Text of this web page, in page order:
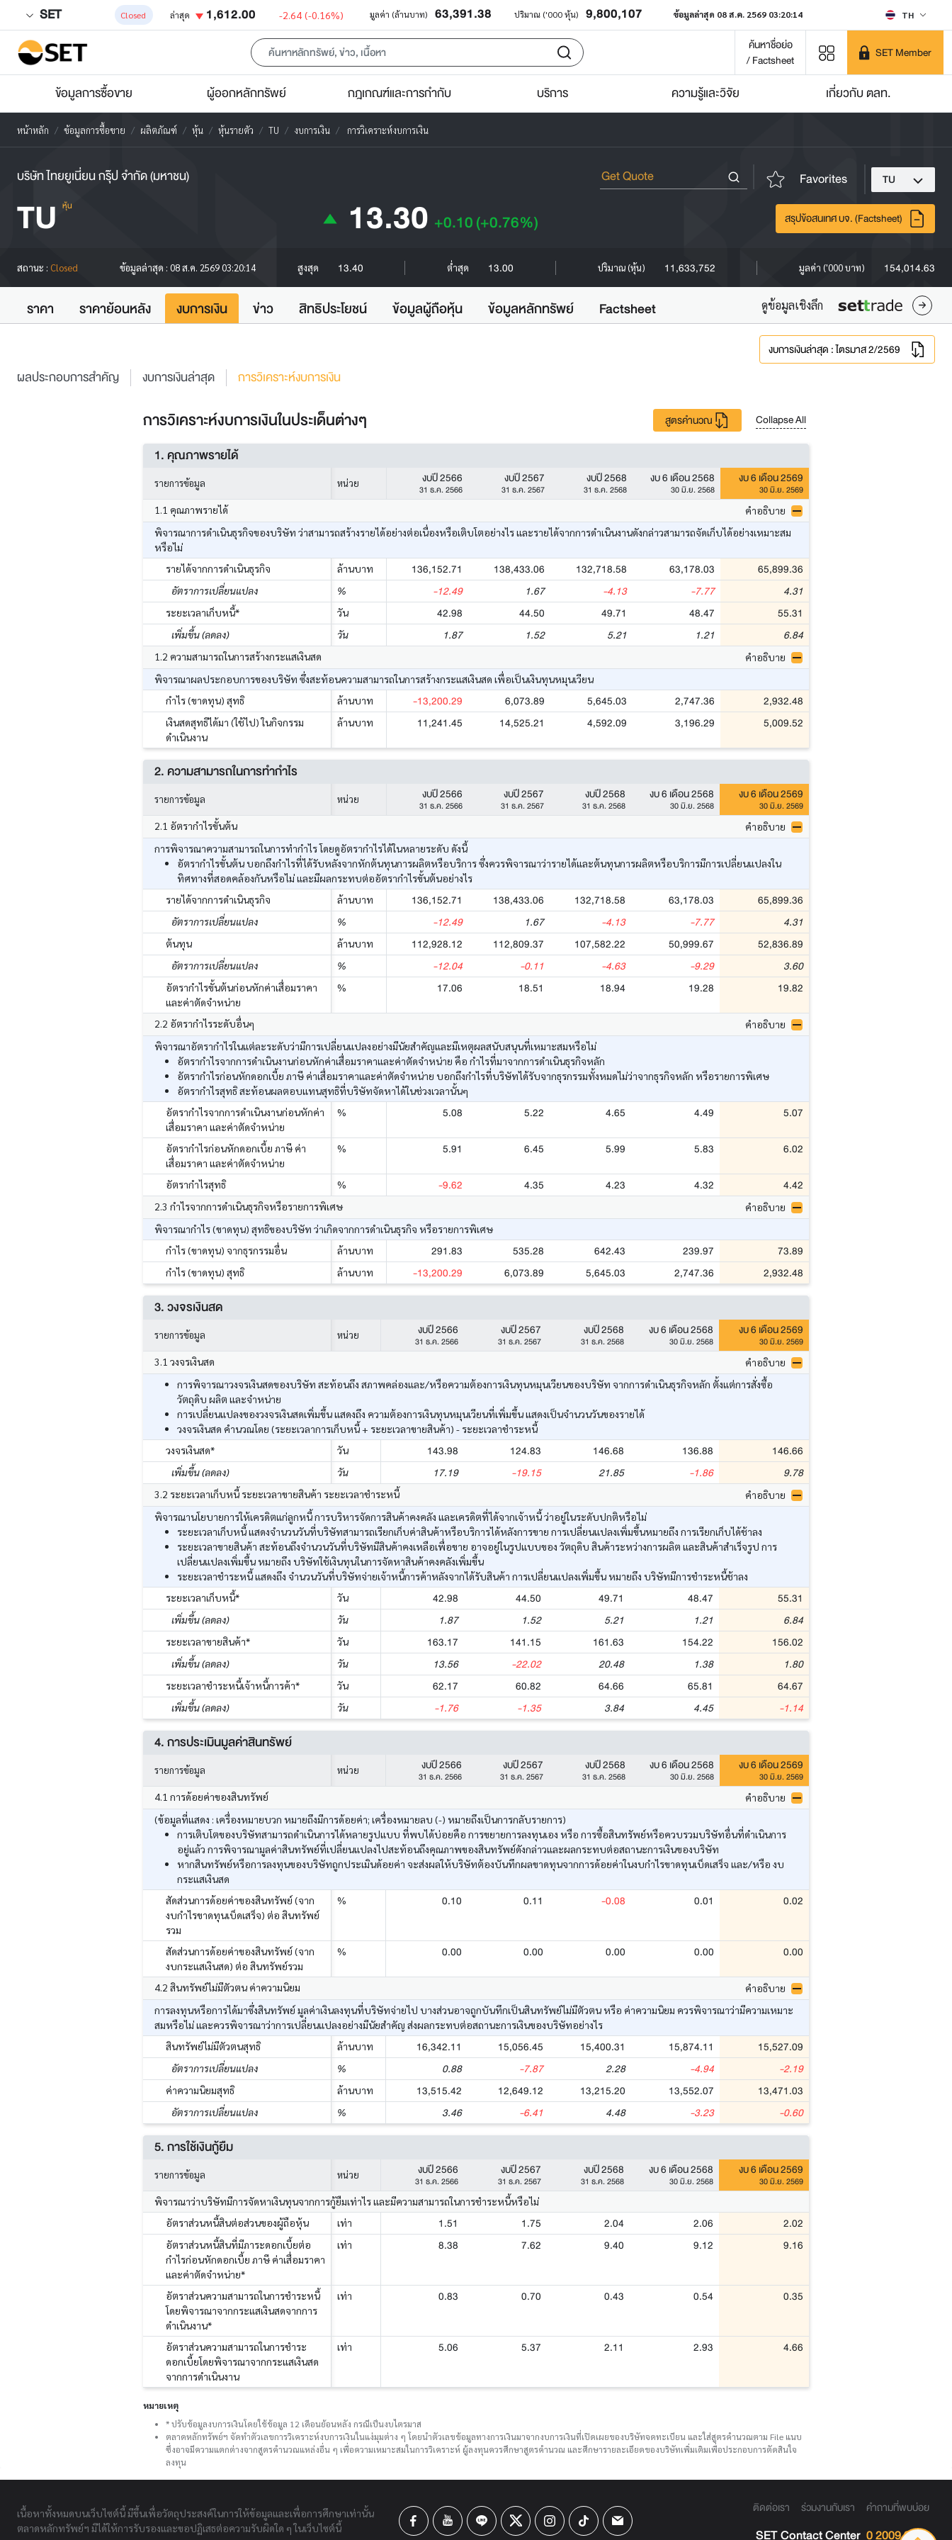
SET Closed ล่าสุด 1,612.00 -2.64 (-0.16%) มูลค่า (ล้านบาท) 63,391.38 ปริมาณ ('000 หุ้น) 9,800,107 ข้อมูลล่าสุด 08 ส.ค. 2569 03:20:14 TH
ค้นหาชื่อย่อ
/ Factsheet
SET Member
ข้อมูลการซื้อขาย ผู้ออกหลักทรัพย์ กฎเกณฑ์และการกำกับ บริการ ความรู้และวิจัย เกี่ยวกับ ตลท.
หน้าหลัก ข้อมูลการซื้อขาย ผลิตภัณฑ์ หุ้น หุ้นรายตัว TU งบการเงิน การวิเคราะห์งบการเงิน
บริษัท ไทยยูเนี่ยน กรุ๊ป จำกัด (มหาชน) Favorites TU
TU หุ้น 13.30 +0.10(+0.76%) สรุปข้อสนเทศ บจ. (Factsheet)
สถานะ : Closed ข้อมูลล่าสุด : 08 ส.ค. 2569 03:20:14 สูงสุด 13.40 ต่ำสุด 13.00 ปริมาณ (หุ้น) 11,633,752 มูลค่า ('000 บาท) 154,014.63
ราคา ราคาย้อนหลัง งบการเงิน ข่าว สิทธิประโยชน์ ข้อมูลผู้ถือหุ้น ข้อมูลหลักทรัพย์ Factsheet ดูข้อมูลเชิงลึก
งบการเงินล่าสุด : ไตรมาส 2/2569
ผลประกอบการสำคัญ งบการเงินล่าสุด การวิเคราะห์งบการเงิน
การวิเคราะห์งบการเงินในประเด็นต่างๆ สูตรคำนวณ Collapse All
1. คุณภาพรายได้
รายการข้อมูล หน่วย งบปี 2566
31 ธ.ค. 2566
งบปี 2567
31 ธ.ค. 2567
งบปี 2568
31 ธ.ค. 2568
งบ 6 เดือน 2568
30 มิ.ย. 2568
งบ 6 เดือน 2569
30 มิ.ย. 2569
1.1 คุณภาพรายได้
คำอธิบาย
พิจารณาการดำเนินธุรกิจของบริษัท ว่าสามารถสร้างรายได้อย่างต่อเนื่องหรือเติบโตอย่างไร และรายได้จากการดำเนินงานดังกล่าวสามารถจัดเก็บได้อย่างเหมาะสม
หรือไม่
รายได้จากการดำเนินธุรกิจ
ล้านบาท 136,152.71 138,433.06 132,718.58 63,178.03 65,899.36
อัตราการเปลี่ยนแปลง % -12.49 1.67 -4.13 -7.77 4.31
ระยะเวลาเก็บหนี้* วัน 42.98 44.50 49.71 48.47 55.31
เพิ่มขึ้น (ลดลง) วัน 1.87 1.52 5.21 1.21 6.84
1.2 ความสามารถในการสร้างกระแสเงินสด
คำอธิบาย
พิจารณาผลประกอบการของบริษัท ซึ่งสะท้อนความสามารถในการสร้างกระแสเงินสด เพื่อเป็นเงินทุนหมุนเวียน
กำไร (ขาดทุน) สุทธิ
ล้านบาท -13,200.29 6,073.89 5,645.03 2,747.36 2,932.48
เงินสดสุทธิได้มา (ใช้ไป) ในกิจกรรม
ดำเนินงาน
ล้านบาท 11,241.45 14,525.21 4,592.09 3,196.29 5,009.52
2. ความสามารถในการทำกำไร
รายการข้อมูล หน่วย งบปี 2566
31 ธ.ค. 2566
งบปี 2567
31 ธ.ค. 2567
งบปี 2568
31 ธ.ค. 2568
งบ 6 เดือน 2568
30 มิ.ย. 2568
งบ 6 เดือน 2569
30 มิ.ย. 2569
2.1 อัตรากำไรขั้นต้น
คำอธิบาย
การพิจารณาความสามารถในการทำกำไร โดยดูอัตรากำไรได้ในหลายระดับ ดังนี้
อัตรากำไรขั้นต้น บอกถึงกำไรที่ได้รับหลังจากหักต้นทุนการผลิตหรือบริการ ซึ่งควรพิจารณาว่ารายได้และต้นทุนการผลิตหรือบริการมีการเปลี่ยนแปลงใน
ทิศทางที่สอดคล้องกันหรือไม่ และมีผลกระทบต่ออัตรากำไรขั้นต้นอย่างไร
รายได้จากการดำเนินธุรกิจ
ล้านบาท 136,152.71 138,433.06 132,718.58 63,178.03 65,899.36
อัตราการเปลี่ยนแปลง % -12.49 1.67 -4.13 -7.77 4.31
ต้นทุน ล้านบาท 112,928.12 112,809.37 107,582.22 50,999.67 52,836.89
อัตราการเปลี่ยนแปลง % -12.04 -0.11 -4.63 -9.29 3.60
อัตรากำไรขั้นต้นก่อนหักค่าเสื่อมราคา
และค่าตัดจำหน่าย
% 17.06 18.51 18.94 19.28 19.82
2.2 อัตรากำไรระดับอื่นๆ
คำอธิบาย
พิจารณาอัตรากำไรในแต่ละระดับว่ามีการเปลี่ยนแปลงอย่างมีนัยสำคัญและมีเหตุผลสนับสนุนที่เหมาะสมหรือไม่
อัตรากำไรจากการดำเนินงานก่อนหักค่าเสื่อมราคาและค่าตัดจำหน่าย คือ กำไรที่มาจากการดำเนินธุรกิจหลัก
อัตรากำไรก่อนหักดอกเบี้ย ภาษี ค่าเสื่อมราคาและค่าตัดจำหน่าย บอกถึงกำไรที่บริษัทได้รับจากธุรกรรมทั้งหมดไม่ว่าจากธุรกิจหลัก หรือรายการพิเศษ
อัตรากำไรสุทธิ สะท้อนผลตอบแทนสุทธิที่บริษัทจัดหาได้ในช่วงเวลานั้นๆ
อัตรากำไรจากการดำเนินงานก่อนหักค่า
เสื่อมราคา และค่าตัดจำหน่าย
% 5.08 5.22 4.65 4.49 5.07
อัตรากำไรก่อนหักดอกเบี้ย ภาษี ค่า
เสื่อมราคา และค่าตัดจำหน่าย
% 5.91 6.45 5.99 5.83 6.02
อัตรากำไรสุทธิ % -9.62 4.35 4.23 4.32 4.42
2.3 กำไรจากการดำเนินธุรกิจหรือรายการพิเศษ
คำอธิบาย
พิจารณากำไร (ขาดทุน) สุทธิของบริษัท ว่าเกิดจากการดำเนินธุรกิจ หรือรายการพิเศษ
กำไร (ขาดทุน) จากธุรกรรมอื่น
ล้านบาท 291.83 535.28 642.43 239.97 73.89
กำไร (ขาดทุน) สุทธิ ล้านบาท -13,200.29 6,073.89 5,645.03 2,747.36 2,932.48
3. วงจรเงินสด
รายการข้อมูล หน่วย งบปี 2566
31 ธ.ค. 2566
งบปี 2567
31 ธ.ค. 2567
งบปี 2568
31 ธ.ค. 2568
งบ 6 เดือน 2568
30 มิ.ย. 2568
งบ 6 เดือน 2569
30 มิ.ย. 2569
3.1 วงจรเงินสด
คำอธิบาย
การพิจารณาวงจรเงินสดของบริษัท สะท้อนถึง สภาพคล่องและ/หรือความต้องการเงินทุนหมุนเวียนของบริษัท จากการดำเนินธุรกิจหลัก ตั้งแต่การสั่งซื้อ
วัตถุดิบ ผลิต และจำหน่าย
การเปลี่ยนแปลงของวงจรเงินสดเพิ่มขึ้น แสดงถึง ความต้องการเงินทุนหมุนเวียนที่เพิ่มขึ้น แสดงเป็นจำนวนวันของรายได้
วงจรเงินสด คำนวณโดย (ระยะเวลาการเก็บหนี้ + ระยะเวลาขายสินค้า) - ระยะเวลาชำระหนี้
วงจรเงินสด*
วัน 143.98 124.83 146.68 136.88 146.66
เพิ่มขึ้น (ลดลง) วัน 17.19 -19.15 21.85 -1.86 9.78
3.2 ระยะเวลาเก็บหนี้ ระยะเวลาขายสินค้า ระยะเวลาชำระหนี้
คำอธิบาย
พิจารณานโยบายการให้เครดิตแก่ลูกหนี้ การบริหารจัดการสินค้าคงคลัง และเครดิตที่ได้จากเจ้าหนี้ ว่าอยู่ในระดับปกติหรือไม่
ระยะเวลาเก็บหนี้ แสดงจำนวนวันที่บริษัทสามารถเรียกเก็บค่าสินค้าหรือบริการได้หลังการขาย การเปลี่ยนแปลงเพิ่มขึ้นหมายถึง การเรียกเก็บได้ช้าลง
ระยะเวลาขายสินค้า สะท้อนถึงจำนวนวันที่บริษัทมีสินค้าคงเหลือเพื่อขาย อาจอยู่ในรูปแบบของ วัตถุดิบ สินค้าระหว่างการผลิต และสินค้าสำเร็จรูป การ
เปลี่ยนแปลงเพิ่มขึ้น หมายถึง บริษัทใช้เงินทุนในการจัดหาสินค้าคงคลังเพิ่มขึ้น
ระยะเวลาชำระหนี้ แสดงถึง จำนวนวันที่บริษัทจ่ายเจ้าหนี้การค้าหลังจากได้รับสินค้า การเปลี่ยนแปลงเพิ่มขึ้น หมายถึง บริษัทมีการชำระหนี้ช้าลง
ระยะเวลาเก็บหนี้*
วัน 42.98 44.50 49.71 48.47 55.31
เพิ่มขึ้น (ลดลง) วัน 1.87 1.52 5.21 1.21 6.84
ระยะเวลาขายสินค้า* วัน 163.17 141.15 161.63 154.22 156.02
เพิ่มขึ้น (ลดลง) วัน 13.56 -22.02 20.48 1.38 1.80
ระยะเวลาชำระหนี้เจ้าหนี้การค้า* วัน 62.17 60.82 64.66 65.81 64.67
เพิ่มขึ้น (ลดลง) วัน -1.76 -1.35 3.84 4.45 -1.14
4. การประเมินมูลค่าสินทรัพย์
รายการข้อมูล หน่วย งบปี 2566
31 ธ.ค. 2566
งบปี 2567
31 ธ.ค. 2567
งบปี 2568
31 ธ.ค. 2568
งบ 6 เดือน 2568
30 มิ.ย. 2568
งบ 6 เดือน 2569
30 มิ.ย. 2569
4.1 การด้อยค่าของสินทรัพย์
คำอธิบาย
(ข้อมูลที่แสดง : เครื่องหมายบวก หมายถึงมีการด้อยค่า; เครื่องหมายลบ (-) หมายถึงเป็นการกลับรายการ)
การเติบโตของบริษัทสามารถดำเนินการได้หลายรูปแบบ ที่พบได้บ่อยคือ การขยายการลงทุนเอง หรือ การซื้อสินทรัพย์หรือควบรวมบริษัทอื่นที่ดำเนินการ
อยู่แล้ว การพิจารณามูลค่าสินทรัพย์ที่เปลี่ยนแปลงไปสะท้อนถึงคุณภาพของสินทรัพย์ดังกล่าวและผลกระทบต่อสถานะการเงินของบริษัท
หากสินทรัพย์หรือการลงทุนของบริษัทถูกประเมินด้อยค่า จะส่งผลให้บริษัทต้องบันทึกผลขาดทุนจากการด้อยค่าในงบกำไรขาดทุนเบ็ดเสร็จ และ/หรือ งบ
กระแสเงินสด
สัดส่วนการด้อยค่าของสินทรัพย์ (จาก
งบกำไรขาดทุนเบ็ดเสร็จ) ต่อ สินทรัพย์
รวม
% 0.10 0.11 -0.08 0.01 0.02
สัดส่วนการด้อยค่าของสินทรัพย์ (จาก
งบกระแสเงินสด) ต่อ สินทรัพย์รวม
% 0.00 0.00 0.00 0.00 0.00
4.2 สินทรัพย์ไม่มีตัวตน ค่าความนิยม
คำอธิบาย
การลงทุนหรือการได้มาซึ่งสินทรัพย์ มูลค่าเงินลงทุนที่บริษัทจ่ายไป บางส่วนอาจถูกบันทึกเป็นสินทรัพย์ไม่มีตัวตน หรือ ค่าความนิยม ควรพิจารณาว่ามีความเหมาะ
สมหรือไม่ และควรพิจารณาว่าการเปลี่ยนแปลงอย่างมีนัยสำคัญ ส่งผลกระทบต่อสถานะการเงินของบริษัทอย่างไร
สินทรัพย์ไม่มีตัวตนสุทธิ
ล้านบาท 16,342.11 15,056.45 15,400.31 15,874.11 15,527.09
อัตราการเปลี่ยนแปลง % 0.88 -7.87 2.28 -4.94 -2.19
ค่าความนิยมสุทธิ ล้านบาท 13,515.42 12,649.12 13,215.20 13,552.07 13,471.03
อัตราการเปลี่ยนแปลง % 3.46 -6.41 4.48 -3.23 -0.60
5. การใช้เงินกู้ยืม
รายการข้อมูล หน่วย งบปี 2566
31 ธ.ค. 2566
งบปี 2567
31 ธ.ค. 2567
งบปี 2568
31 ธ.ค. 2568
งบ 6 เดือน 2568
30 มิ.ย. 2568
งบ 6 เดือน 2569
30 มิ.ย. 2569
พิจารณาว่าบริษัทมีการจัดหาเงินทุนจากการกู้ยืมเท่าไร และมีความสามารถในการชำระหนี้หรือไม่
อัตราส่วนหนี้สินต่อส่วนของผู้ถือหุ้น
เท่า 1.51 1.75 2.04 2.06 2.02
อัตราส่วนหนี้สินที่มีภาระดอกเบี้ยต่อ
กำไรก่อนหักดอกเบี้ย ภาษี ค่าเสื่อมราคา
และค่าตัดจำหน่าย*
เท่า 8.38 7.62 9.40 9.12 9.16
อัตราส่วนความสามารถในการชำระหนี้
โดยพิจารณาจากกระแสเงินสดจากการ
ดำเนินงาน*
เท่า 0.83 0.70 0.43 0.54 0.35
อัตราส่วนความสามารถในการชำระ
ดอกเบี้ยโดยพิจารณาจากกระแสเงินสด
จากการดำเนินงาน
เท่า 5.06 5.37 2.11 2.93 4.66
หมายเหตุ
* ปรับข้อมูลงบการเงินโดยใช้ข้อมูล 12 เดือนย้อนหลัง กรณีเป็นงบไตรมาส
ตลาดหลักทรัพย์ฯ จัดทำตัวเลขการวิเคราะห์งบการเงินในแง่มุมต่าง ๆ โดยนำตัวเลขข้อมูลทางการเงินมาจากงบการเงินที่เปิดเผยของบริษัทจดทะเบียน และใส่สูตรคำนวณตาม File แนบ
ซึ่งอาจมีความแตกต่างจากสูตรคำนวณแหล่งอื่น ๆ เพื่อความเหมาะสมในการวิเคราะห์ ผู้ลงทุนควรศึกษาสูตรคำนวณ และศึกษารายละเอียดของบริษัทเพิ่มเติมเพื่อประกอบการตัดสินใจ
ลงทุน
เนื้อหาทั้งหมดบนเว็บไซต์นี้ มีขึ้นเพื่อวัตถุประสงค์ในการให้ข้อมูลและเพื่อการศึกษาเท่านั้น
ตลาดหลักทรัพย์ฯ มิได้ให้การรับรองและขอปฏิเสธต่อความรับผิดใด ๆ ในเว็บไซต์นี้
ติดต่อเรา ร่วมงานกับเรา คำถามที่พบบ่อย
SET Contact Center 0 2009 9999